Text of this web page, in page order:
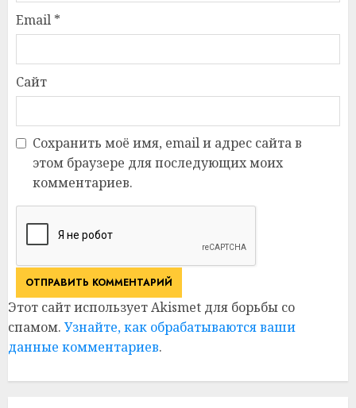
Email *
Сайт
Сохранить моё имя, email и адрес сайта в
этом браузере для последующих моих
комментариев.
Этот сайт использует Akismet для борьбы со
спамом. Узнайте, как обрабатываются ваши
данные комментариев.